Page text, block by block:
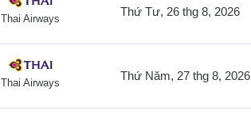
Thai Airways
Thứ Tư, 26 thg 8, 2026
Thai Airways
Thứ Năm, 27 thg 8, 2026